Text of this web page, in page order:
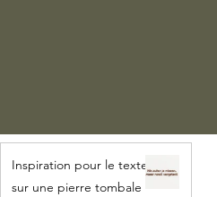
Inspiration pour le texte
sur une pierre tombale